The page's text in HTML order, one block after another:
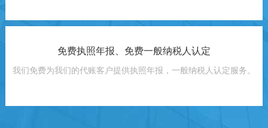
免费执照年报、免费一般纳税人认定
我们免费为我们的代账客户提供执照年报，一般纳税人认定服务。